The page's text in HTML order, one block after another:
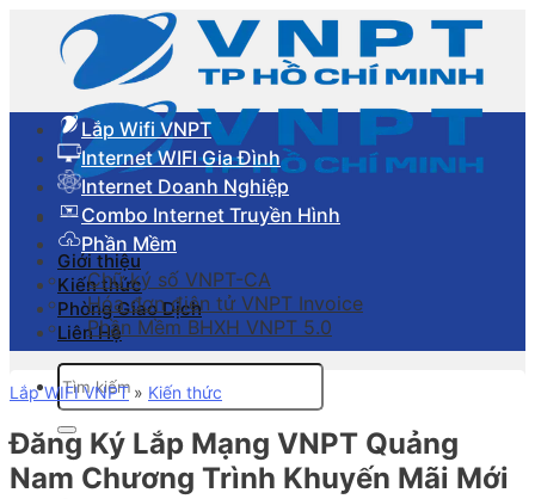
content
Giới thiệu
Kiến thức
Phòng Giao Dịch
Liên Hệ
Tìm
kiếm:
Lắp Wifi VNPT
Internet WIFI Gia Đình
Internet Doanh Nghiệp
Combo Internet Truyền Hình
Phần Mềm
Chữ ký số VNPT-CA
Hóa đơn điên tử VNPT Invoice
Phần Mềm BHXH VNPT 5.0
Lắp WIFI VNPT» Kiến thức
Đăng Ký Lắp Mạng VNPT Quảng
Nam Chương Trình Khuyến Mãi Mới